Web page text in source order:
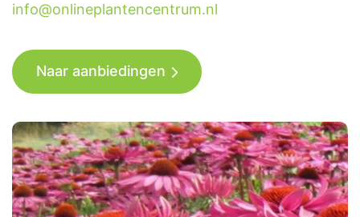
info@onlineplantencentrum.nl
Naar aanbiedingen